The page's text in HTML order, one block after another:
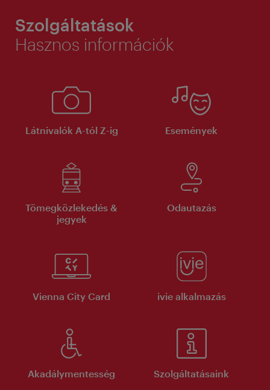
Szolgáltatások
Hasznos információk
Látnivalók A-tól Z-ig Események
Tömegközlekedés &
jegyek
Odautazás
Vienna City Card ivie alkalmazás
Akadálymentesség Szolgáltatásaink